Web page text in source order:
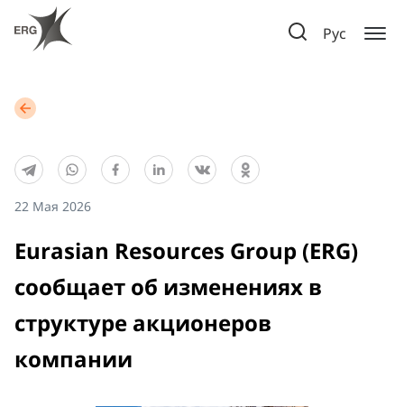
Рус
22 Мая 2026
Eurasian Resources Group (ERG)
сообщает об изменениях в
структуре акционеров
компании